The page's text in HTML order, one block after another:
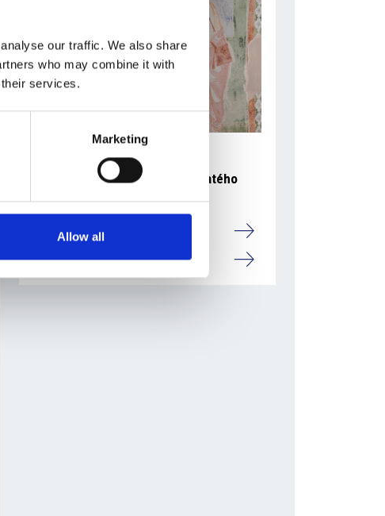
our traffic. We also share
who may combine it with
services.
Marketing
Allow all
Pražský fragment evangelia svatého
Marka bude vystaven v Aquileii
Itálie
Česká republika